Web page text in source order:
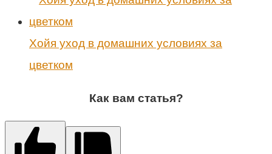
Хойя уход в домашних условиях за
цветком
Как вам статья?